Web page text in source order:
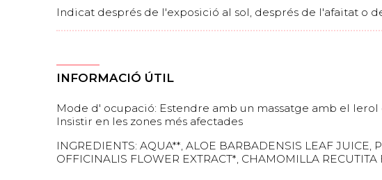
Indicat després de l'exposició al sol, després de l'afaitat o
INFORMACIÓ ÚTIL
Mode d' ocupació: Estendre amb un massatge amb el lerol
Insistir en les zones més afectades
INGREDIENTS: AQUA**, ALOE BARBADENSIS LEAF JUICE,
OFFICINALIS FLOWER EXTRACT*, CHAMOMILLA RECUTITA